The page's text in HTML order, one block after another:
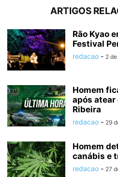
ARTIGOS
Rão Kyao
Festival
redacao - 2
Homem
após
Ribeira
redacao - 29
Homem
canábis e
redacao - 27